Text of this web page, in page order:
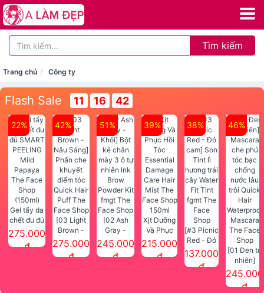
Tìm kiếm
Trang chủ Công ty
Flash Sale 11 16 42
22%
Gel tẩy da
chết đu đủ
SMART
PEELING
275.000
đ
42%
[03 Light
Brown -
Nâu Sáng]
Phấn che
275.000
đ
51%
[02 Ash
Gray -
Khói] Bột
kẻ chân
245.000
đ
39%
Xịt Dưỡng
Và Phục
Hồi Tóc
Essential
215.000
đ
38%
[#3 Picnic
Red - Đỏ
cam] Son
137.000
đ
46%
[01 Đen tự
nhiên]
Mascara
che phủ
245.000
đ